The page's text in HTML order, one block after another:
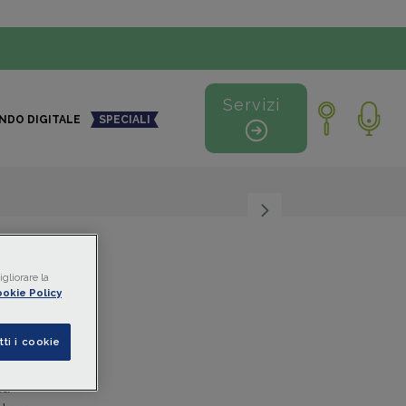
DIGITALE SPECIALI
Servizi
+ -
la
Policy
i cookie